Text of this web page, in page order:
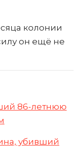
колонии
он ещё не
86-летнюю
убивший